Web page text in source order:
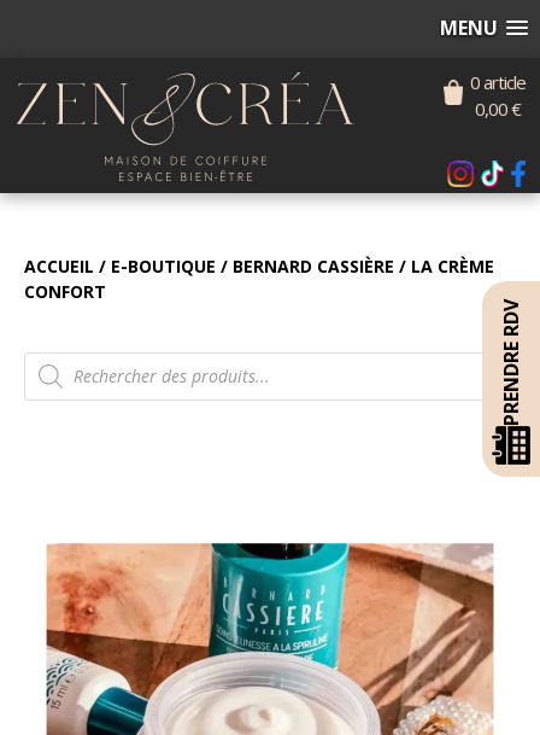
MENU
PRENDRE RDV
0 article
0,00€
ACCUEIL / E-BOUTIQUE / BERNARD CASSIÈRE / LA CRÈME
CONFORT